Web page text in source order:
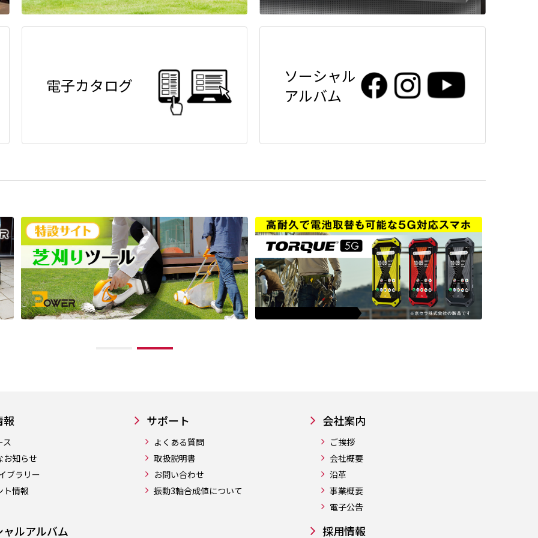
電子カタログ
ソーシャル
アルバム
報
ス
お知らせ
ブラリー
ト情報
ルアルバム
サポート
よくある質問
取扱説明書
お問い合わせ
振動3軸合成値について
会社案内
ご挨拶
会社概要
沿革
事業概要
電子公告
採用情報